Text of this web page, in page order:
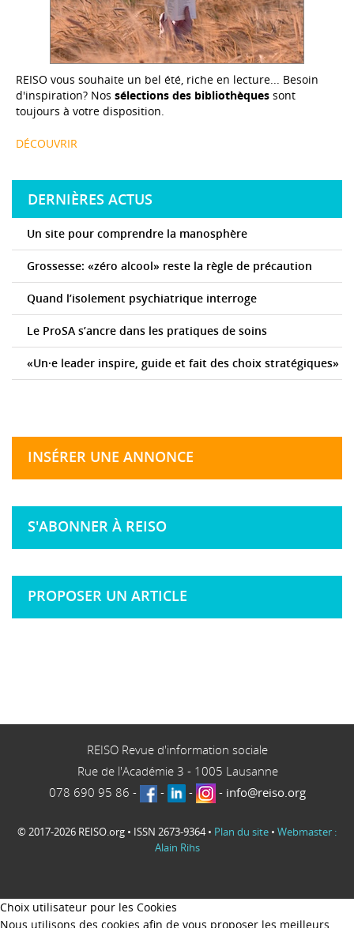
REISO vous souhaite un bel été, riche en lecture... Besoin
d'inspiration? Nos sélections des bibliothèques sont
toujours à votre disposition.
DÉCOUVRIR
DERNIÈRES ACTUS
Un site pour comprendre la manosphère
Grossesse: «zéro alcool» reste la règle de précaution
Quand l’isolement psychiatrique interroge
Le ProSA s’ancre dans les pratiques de soins
«Un·e leader inspire, guide et fait des choix stratégiques»
INSÉRER UNE ANNONCE
S'ABONNER À REISO
PROPOSER UN ARTICLE
REISO Revue d'information sociale
Rue de l'Académie 3 - 1005 Lausanne
078 690 95 86 - - - - info@reiso.org
© 2017-2026 REISO.org • ISSN 2673-9364 • Plan du site • Webmaster :
Alain Rihs
Choix utilisateur pour les Cookies
Nous utilisons des cookies afin de vous proposer les meilleurs